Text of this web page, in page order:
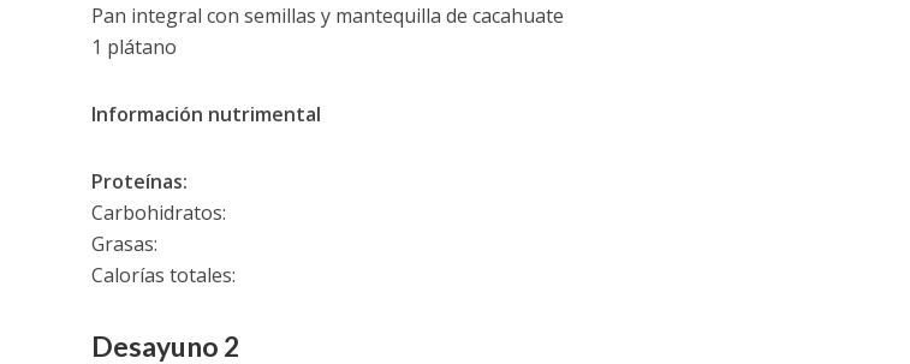
Pan integral con semillas y mantequilla de cacahuate
1 plátano
Información nutrimental
Proteínas:
Carbohidratos:
Grasas:
Calorías totales:
Desayuno 2